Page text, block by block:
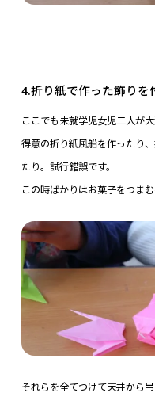
4.折り紙で作った飾りを
ここでも未就学児女児二人が大
得意の折り紙風船を作ったり
たり。試行錯誤です。
この時ばかりはお菓子をつま
それらを全てつけて天井から